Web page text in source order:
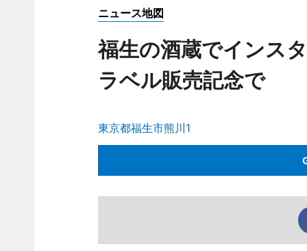
ニュース地図
福生の酒蔵でインス
ラベル販売記念で
東京都福生市熊川1